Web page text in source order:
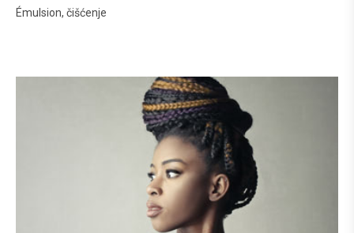
Émulsion čišćenje